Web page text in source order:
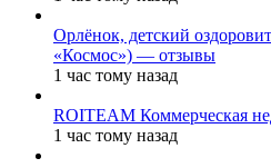
Орлёнок, детский
«Космос») — отзывы
1 час тому назад
ROITEAM Коммерческая
1 час тому назад